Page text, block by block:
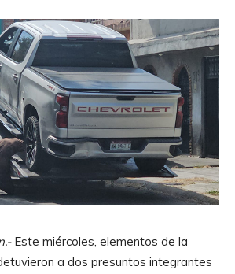
Este miércoles, elementos de la
a dos presuntos integrantes